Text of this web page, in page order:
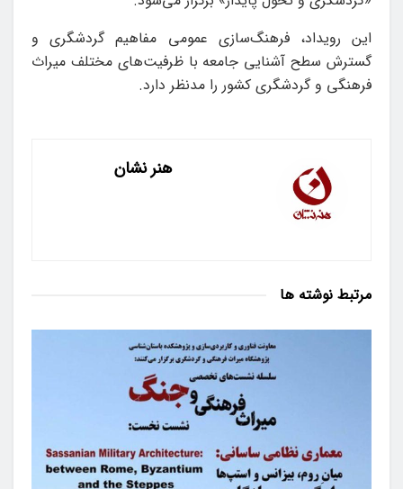
این رویداد، فرهنگ‌سازی عمومی مفاهیم گردشگری و
گسترش سطح آشنایی جامعه با ظرفیت‌های مختلف میراث
فرهنگی و گردشگری کشور را مدنظر دارد.
هنر نشان
مرتبط نوشته ها